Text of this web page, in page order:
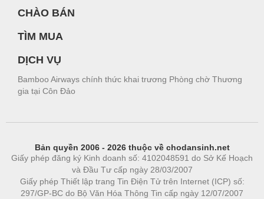
CHÀO BÁN
TÌM MUA
DỊCH VỤ
Bamboo Airways chính thức khai trương Phòng chờ Thương
gia tại Côn Đảo
Bản quyền 2006 - 2026 thuộc về chodansinh.net
Giấy phép đăng ký Kinh doanh số: 4102048591 do Sở Kế Hoạch
và Đầu Tư cấp ngày 28/03/2007
Giấy phép Thiết lập trang Tin Điện Tử trên Internet (ICP) số:
297/GP-BC do Bộ Văn Hóa Thông Tin cấp ngày 12/07/2007